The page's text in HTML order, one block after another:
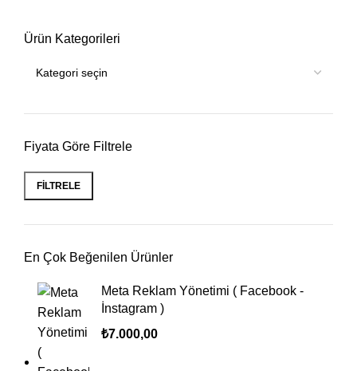
Ürün Kategorileri
Fiyata Göre Filtrele
FILTRELE
En Çok Beğenilen Ürünler
Meta Reklam Yönetimi ( Facebook -
İnstagram )
₺7.000,00